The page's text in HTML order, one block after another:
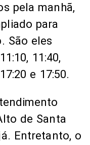
pela manhã,
para
São eles
11:40,
e 17:50.
de Santa
Entretanto, o